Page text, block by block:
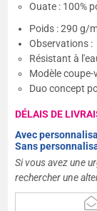
Ouate : 100%
Poids : 290 g/
Observations :
Résistant à
Modèle
Duo concept
DÉLAIS DE
Avec
Sans
Si vous avez une
rechercher une